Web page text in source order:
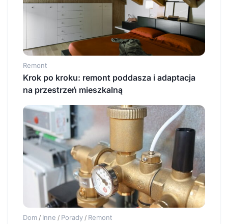
Remont
Krok po kroku: remont poddasza i adaptacja
na przestrzeń mieszkalną
Dom / Inne / Porady / Remont